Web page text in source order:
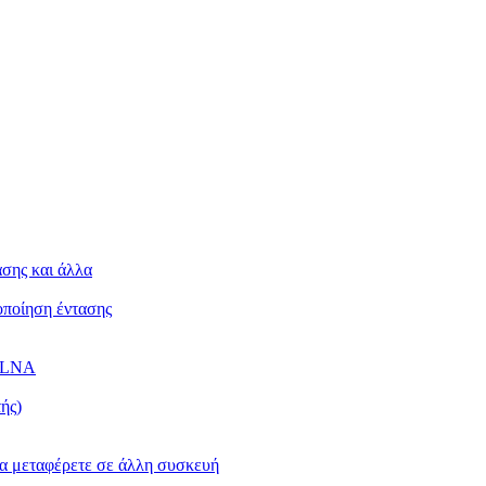
και άλλα
έντασης
μεταφέρετε σε άλλη συσκευή